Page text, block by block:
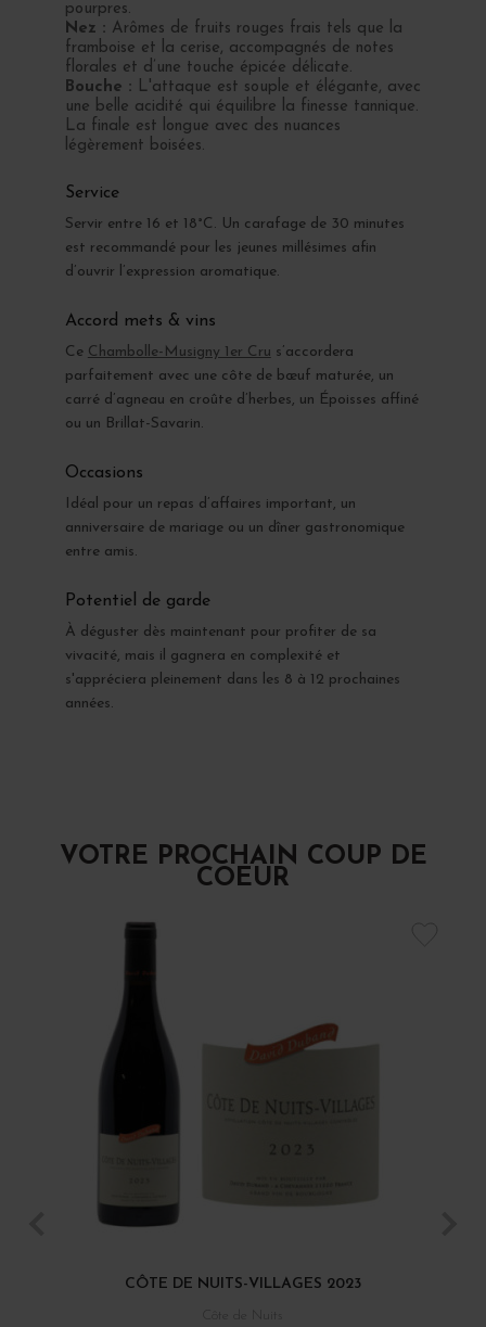
pourpres.
Nez : Arômes de fruits rouges frais tels que la
framboise et la cerise, accompagnés de notes
florales et d’une touche épicée délicate.
Bouche : L'attaque est souple et élégante, avec
une belle acidité qui équilibre la finesse tannique.
La finale est longue avec des nuances
légèrement boisées.
Service
Servir entre 16 et 18°C. Un carafage de 30 minutes
est recommandé pour les jeunes millésimes afin
d’ouvrir l’expression aromatique.
Accord mets & vins
Ce Chambolle-Musigny 1er Cru s’accordera
parfaitement avec une côte de bœuf maturée, un
carré d’agneau en croûte d’herbes, un Époisses affiné
ou un Brillat-Savarin.
Occasions
Idéal pour un repas d’affaires important, un
anniversaire de mariage ou un dîner gastronomique
entre amis.
Potentiel de garde
À déguster dès maintenant pour profiter de sa
vivacité, mais il gagnera en complexité et
s'appréciera pleinement dans les 8 à 12 prochaines
années.
VOTRE PROCHAIN COUP DE
COEUR
CÔTE DE NUITS-VILLAGES 2023